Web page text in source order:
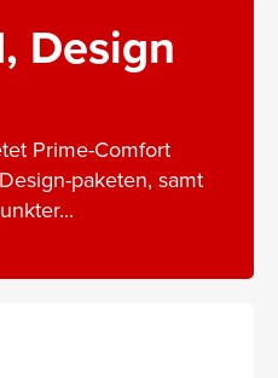
Design
Prime-Comfort
paketen, samt